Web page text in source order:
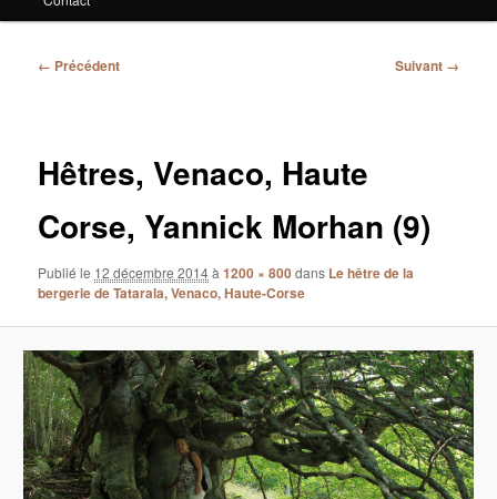
Navigation
← Précédent Suivant →
Hêtres, Venaco, Haute
Corse, Yannick Morhan (9)
Publié le 12 décembre 2014à1200 × 800dans Le hêtre de la
bergerie de Tatarala, Venaco, Haute-Corse